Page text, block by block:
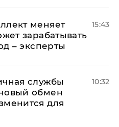
меняет
зарабатывать
– эксперты
15:43
службы
обмен
для
10:32